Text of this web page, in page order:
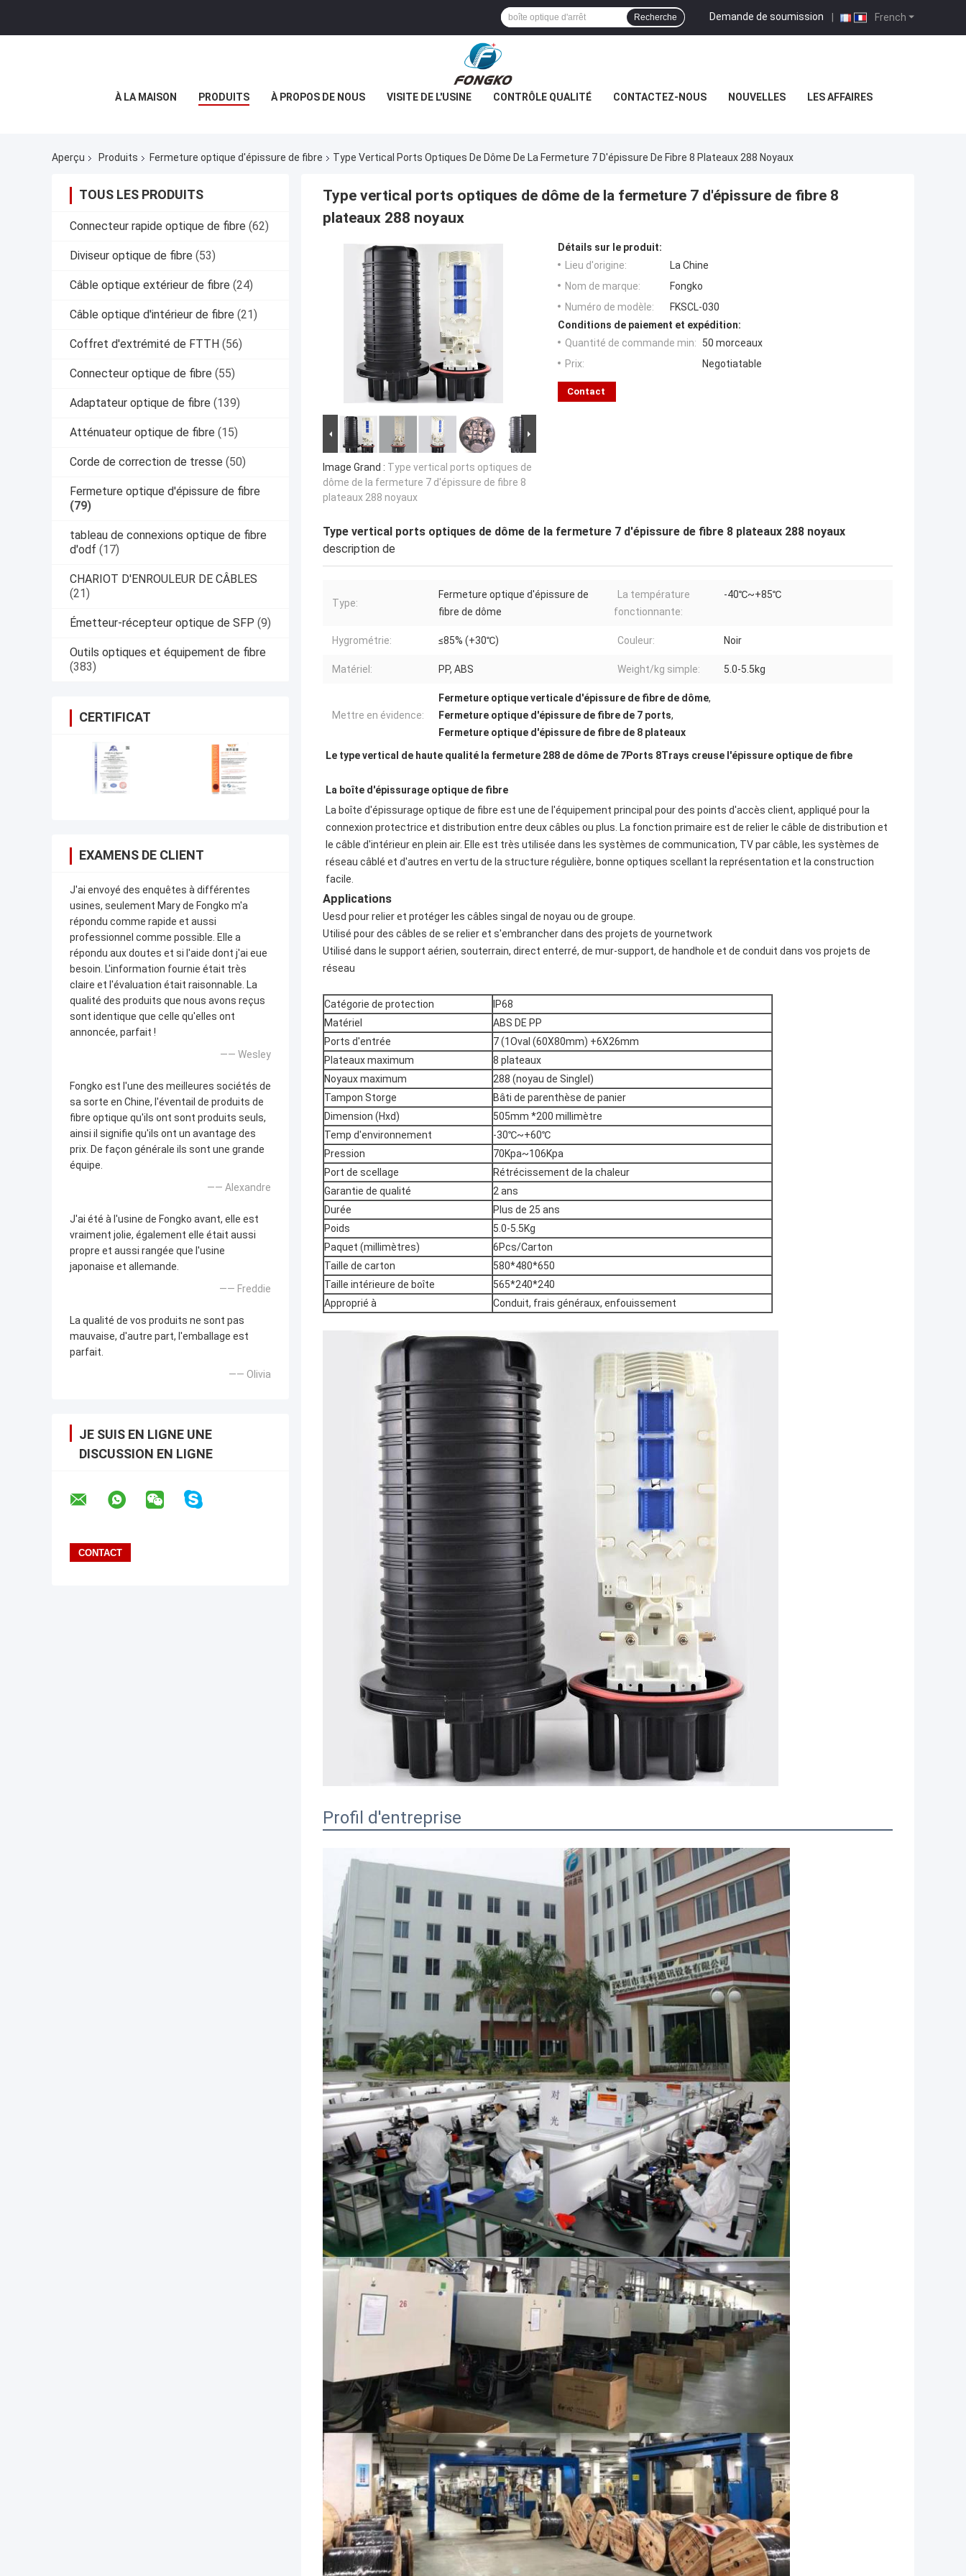
French
Demande de soumission |
Recherche
À LA MAISON PRODUITS À PROPOS DE NOUS VISITE DE L'USINE CONTRÔLE QUALITÉ CONTACTEZ-NOUS NOUVELLES LES AFFAIRES
Aperçu Produits Fermeture optique d'épissure de fibre Type Vertical Ports Optiques De Dôme De La Fermeture 7 D'épissure De Fibre 8 Plateaux 288 Noyaux
TOUS LES PRODUITS
Connecteur rapide optique de fibre (62)
Diviseur optique de fibre (53)
Câble optique extérieur de fibre (24)
Câble optique d'intérieur de fibre (21)
Coffret d'extrémité de FTTH (56)
Connecteur optique de fibre (55)
Adaptateur optique de fibre (139)
Atténuateur optique de fibre (15)
Corde de correction de tresse (50)
Fermeture optique d'épissure de fibre
(79)
tableau de connexions optique de fibre
d'odf (17)
CHARIOT D'ENROULEUR DE CÂBLES
(21)
Émetteur-récepteur optique de SFP (9)
Outils optiques et équipement de fibre
(383)
CERTIFICAT
EXAMENS DE CLIENT
J'ai envoyé des enquêtes à différentes
usines, seulement Mary de Fongko m'a
répondu comme rapide et aussi
professionnel comme possible. Elle a
répondu aux doutes et si l'aide dont j'ai eue
besoin. L'information fournie était très
claire et l'évaluation était raisonnable. La
qualité des produits que nous avons reçus
sont identique que celle qu'elles ont
annoncée, parfait !
—— Wesley
Fongko est l'une des meilleures sociétés de
sa sorte en Chine, l'éventail de produits de
fibre optique qu'ils ont sont produits seuls,
ainsi il signifie qu'ils ont un avantage des
prix. De façon générale ils sont une grande
équipe.
—— Alexandre
J'ai été à l'usine de Fongko avant, elle est
vraiment jolie, également elle était aussi
propre et aussi rangée que l'usine
japonaise et allemande.
—— Freddie
La qualité de vos produits ne sont pas
mauvaise, d'autre part, l'emballage est
parfait.
—— Olivia
JE SUIS EN LIGNE UNE
DISCUSSION EN LIGNE
Type vertical ports optiques de dôme de la fermeture 7 d'épissure de fibre 8
plateaux 288 noyaux
Image Grand : Type vertical ports optiques de
dôme de la fermeture 7 d'épissure de fibre 8
plateaux 288 noyaux
Détails sur le produit:
Lieu d'origine:
La Chine
Nom de marque:
Fongko
Numéro de modèle:
FKSCL-030
Conditions de paiement et expédition:
Quantité de commande min:
50 morceaux
Prix:
Negotiatable
Contact
Type vertical ports optiques de dôme de la fermeture 7 d'épissure de fibre 8 plateaux 288 noyaux
description de
Type:
Fermeture optique d'épissure de
fibre de dôme
La température
fonctionnante:
-40℃~+85℃
Hygrométrie: ≤85% (+30℃) Couleur: Noir
Matériel: PP, ABS Weight/kg simple: 5.0-5.5kg
Mettre en évidence:
Fermeture optique verticale d'épissure de fibre de dôme,
Fermeture optique d'épissure de fibre de 7 ports,
Fermeture optique d'épissure de fibre de 8 plateaux
Le type vertical de haute qualité la fermeture 288 de dôme de 7Ports 8Trays creuse l'épissure optique de fibre
La boîte d'épissurage optique de fibre
La boîte d'épissurage optique de fibre est une de l'équipement principal pour des points d'accès client, appliqué pour la
connexion protectrice et distribution entre deux câbles ou plus. La fonction primaire est de relier le câble de distribution et
le câble d'intérieur en plein air. Elle est très utilisée dans les systèmes de communication, TV par câble, les systèmes de
réseau câblé et d'autres en vertu de la structure régulière, bonne optiques scellant la représentation et la construction
facile.
Applications
Uesd pour relier et protéger les câbles singal de noyau ou de groupe.
Utilisé pour des câbles de se relier et s'embrancher dans des projets de yournetwork
Utilisé dans le support aérien, souterrain, direct enterré, de mur-support, de handhole et de conduit dans vos projets de
réseau
Catégorie de protection
IP68
Matériel
ABS DE PP
Ports d'entrée
7 (1Oval (60X80mm) +6X26mm
Plateaux maximum
8 plateaux
Noyaux maximum
288 (noyau de Singlel)
Tampon Storge
Bâti de parenthèse de panier
Dimension (Hxd)
505mm *200 millimètre
Temp d'environnement
-30℃~+60℃
Pression
70Kpa~106Kpa
Port de scellage
Rétrécissement de la chaleur
Garantie de qualité
2 ans
Durée
Plus de 25 ans
Poids
5.0-5.5Kg
Paquet (millimètres)
6Pcs/Carton
Taille de carton
580*480*650
Taille intérieure de boîte
565*240*240
Approprié à
Conduit, frais généraux, enfouissement
Profil d'entreprise